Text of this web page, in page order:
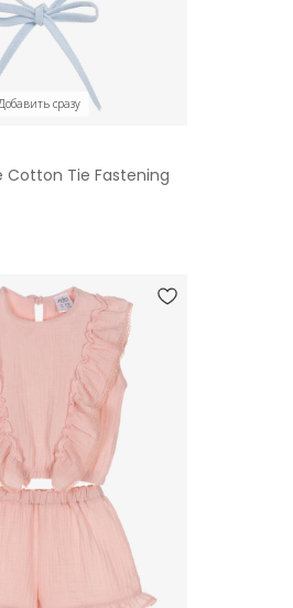
сразу
Cotton Tie Fastening